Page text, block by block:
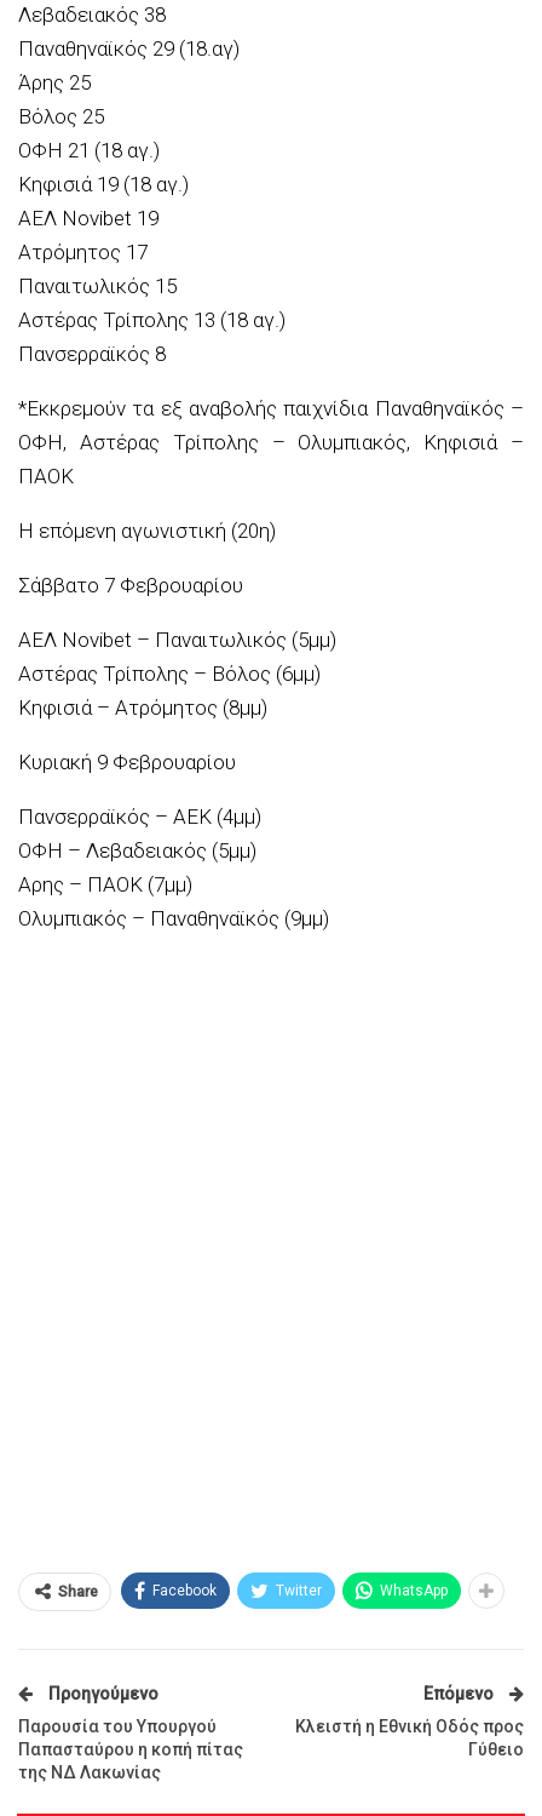
Λεβαδειακός 38
Παναθηναϊκός 29 (18.αγ)
Άρης 25
Βόλος 25
ΟΦΗ 21 (18 αγ.)
Κηφισιά 19 (18 αγ.)
ΑΕΛ Novibet 19
Ατρόμητος 17
Παναιτωλικός 15
Αστέρας Τρίπολης 13 (18 αγ.)
Πανσερραϊκός 8
*Εκκρεμούν τα εξ αναβολής παιχνίδια Παναθηναϊκός –
ΟΦΗ, Αστέρας Τρίπολης – Ολυμπιακός, Κηφισιά –
ΠΑΟΚ
H επόμενη αγωνιστική (20η)
Σάββατο 7 Φεβρουαρίου
AΕΛ Νovibet – Παναιτωλικός (5μμ)
Αστέρας Τρίπολης – Βόλος (6μμ)
Κηφισιά – Ατρόμητος (8μμ)
Κυριακή 9 Φεβρουαρίου
Πανσερραϊκός – ΑΕΚ (4μμ)
ΟΦΗ – Λεβαδειακός (5μμ)
Αρης – ΠΑΟΚ (7μμ)
Ολυμπιακός – Παναθηναϊκός (9μμ)
Share Facebook Twitter WhatsApp
Προηγούμενο
Παρουσία του Υπουργού
Παπασταύρου η κοπή πίτας
της ΝΔ Λακωνίας
Επόμενο
Κλειστή η Εθνική Οδός προς
Γύθειο